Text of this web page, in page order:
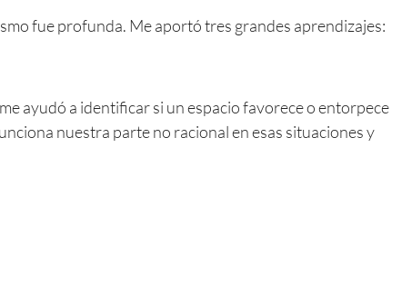
fue profunda. Me aportó tres grandes aprendizajes:
ayudó a identificar si un espacio favorece o entorpece
nuestra parte no racional en esas situaciones y